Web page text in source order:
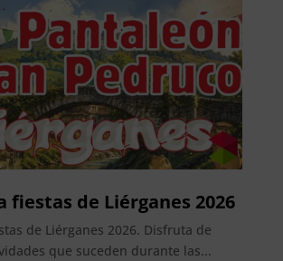
fiestas de Liérganes 2026
de Liérganes 2026. Disfruta de
que suceden durante las...